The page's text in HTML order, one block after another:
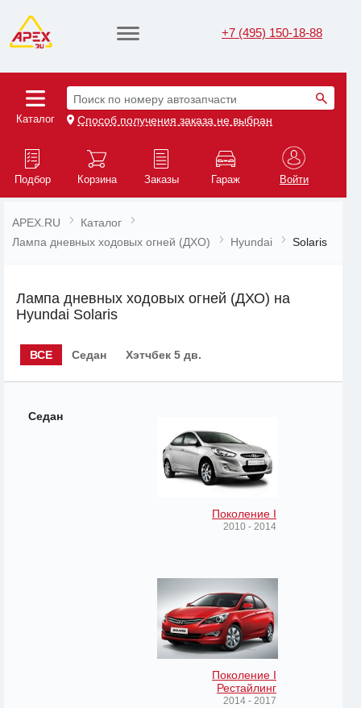
+7 (495) 150-18-88
Каталог
Поиск по номеру автозапчасти
Способ получения заказа не выбран
Подбор Корзина Заказы Гараж Войти
APEX.RU
Каталог
Лампа дневных ходовых огней (ДХО)
Hyundai Solaris
Лампа дневных ходовых огней (ДХО) на
Hyundai Solaris
ВСЕ Седан Хэтчбек 5 дв.
Седан
Поколение I
2010 - 2014
Поколение I
Рестайлинг
2014 - 2017